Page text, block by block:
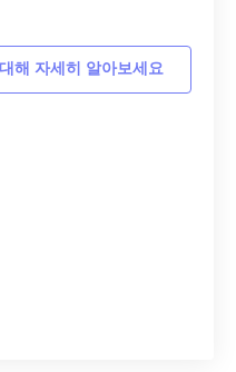
해 자세히 알아보세요